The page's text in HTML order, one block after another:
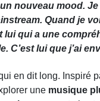
nouveau mood.
Quand je
lui qui a une
C’est lui que j’ai
en dit long. Inspiré
une musique